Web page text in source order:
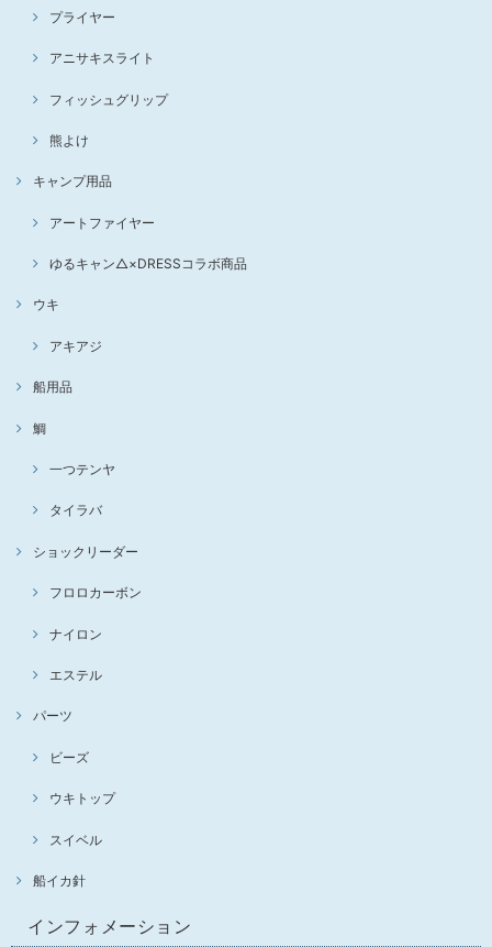
プライヤー
アニサキスライト
フィッシュグリップ
熊よけ
キャンプ用品
アートファイヤー
ゆるキャン△×DRESSコラボ商品
ウキ
アキアジ
船用品
鯛
一つテンヤ
タイラバ
ショックリーダー
フロロカーボン
ナイロン
エステル
パーツ
ビーズ
ウキトップ
スイベル
船イカ針
インフォメーション